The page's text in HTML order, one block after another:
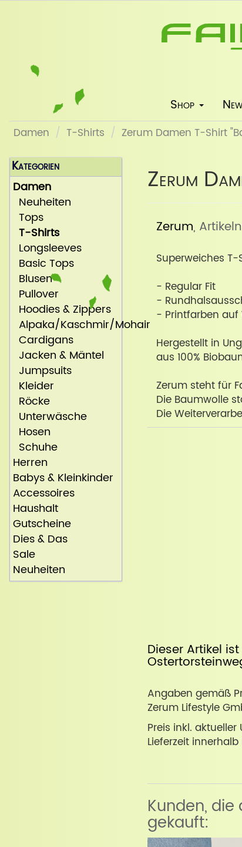
Shop
Damen T-Shirts Zerum Damen T-Shirt
Zerum
Zerum,
Superweiches
- Regular Fit
-
- Printfarben
Hergestellt in
aus 100%
Zerum steht für
Die Baumwolle
Die
Dieser Artikel
Angaben gemäß
Zerum Lifestyle
Preis inkl.
Lieferzeit
Kunden,
gekauft:
Kategorien
Damen
Neuheiten
Tops
T-Shirts
Longsleeves
Basic Tops
Blusen
Pullover
Hoodies & Zippers
Alpaka/Kaschmir/Mohair
Cardigans
Jacken & Mäntel
Jumpsuits
Kleider
Röcke
Unterwäsche
Hosen
Schuhe
Herren
Babys & Kleinkinder
Accessoires
Haushalt
Gutscheine
Dies & Das
Sale
Neuheiten